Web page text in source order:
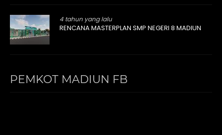
4 tahun yang lalu
RENCANA MASTERPLAN SMP NEGERI 8 MADIUN
PEMKOT MADIUN FB